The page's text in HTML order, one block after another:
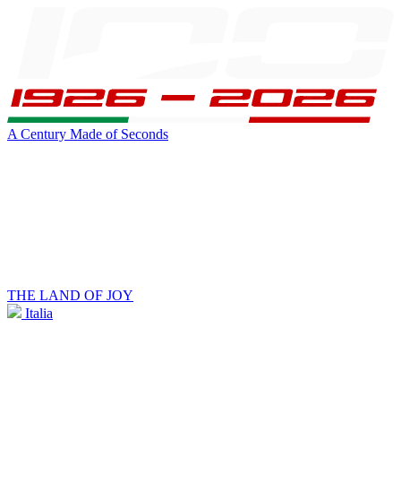
A Century Made of Seconds
THE LAND OF JOY
Italia